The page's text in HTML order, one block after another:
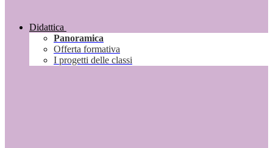
Didattica
Panoramica
Offerta formativa
I progetti delle classi